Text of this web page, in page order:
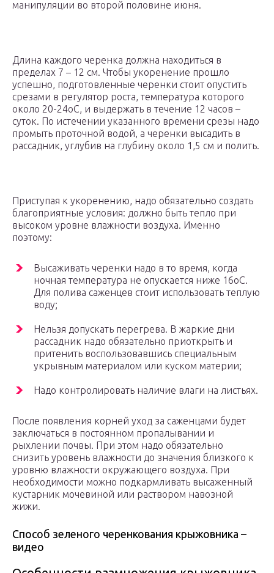
манипуляции во второй половине июня.
Длина каждого черенка должна находиться в
пределах 7 – 12 см. Чтобы укоренение прошло
успешно, подготовленные черенки стоит опустить
срезами в регулятор роста, температура которого
около 20-24оС, и выдержать в течение 12 часов –
суток. По истечении указанного времени срезы надо
промыть проточной водой, а черенки высадить в
рассадник, углубив на глубину около 1,5 см и полить.
Приступая к укоренению, надо обязательно создать
благоприятные условия: должно быть тепло при
высоком уровне влажности воздуха. Именно
поэтому:
Высаживать черенки надо в то время, когда
ночная температура не опускается ниже 16оС.
Для полива саженцев стоит использовать теплую
воду;
Нельзя допускать перегрева. В жаркие дни
рассадник надо обязательно приоткрыть и
притенить воспользовавшись специальным
укрывным материалом или куском материи;
Надо контролировать наличие влаги на листьях.
После появления корней уход за саженцами будет
заключаться в постоянном пропалывании и
рыхлении почвы. При этом надо обязательно
снизить уровень влажности до значения близкого к
уровню влажности окружающего воздуха. При
необходимости можно подкармливать высаженный
кустарник мочевиной или раствором навозной
жижи.
Способ зеленого черенкования крыжовника –
видео